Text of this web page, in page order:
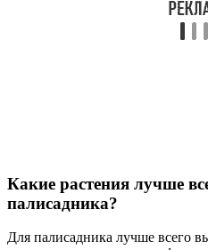
Какие растения лучше
палисадника?
Для палисадника лучше всего